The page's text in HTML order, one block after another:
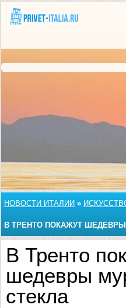
НОВОСТИ ИТАЛИИ »
В ТРЕНТО ПОКАЖУТ
В Тренто
шедевры
стекла